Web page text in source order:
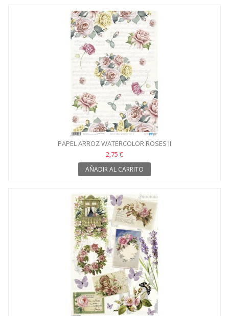
PAPEL ARROZ WATERCOLOR ROSES II
2,75 €
AÑADIR AL CARRITO